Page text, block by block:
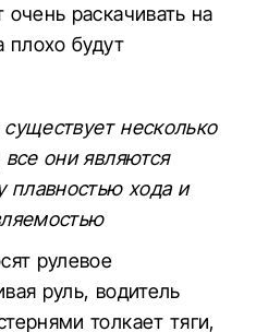
раскачивать на
плохо будут
несколько
они являются
хода и
рулевое
руль, водитель
толкает тяги,